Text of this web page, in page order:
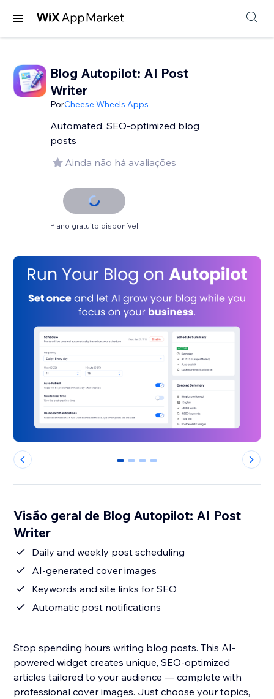
Blog Autopilot: AI Post
Writer
PorCheese Wheels Apps
Automated, SEO-optimized blog
posts
Ainda não há avaliações
Plano gratuito disponível
0 1 2 3
Visão geral de Blog Autopilot: AI Post
Writer
Daily and weekly post scheduling
AI-generated cover images
Keywords and site links for SEO
Automatic post notifications
Stop spending hours writing blog posts. This AI-
powered widget creates unique, SEO-optimized
articles tailored to your audience — complete with
professional cover images. Just choose your topics,